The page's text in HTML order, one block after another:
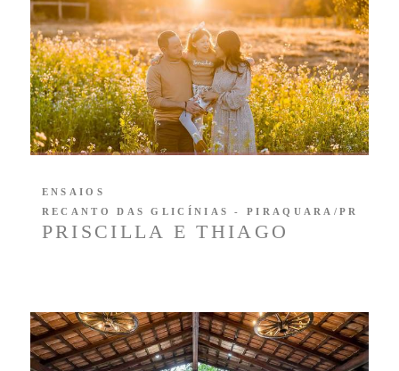
PRISCILLA E THIAGO
ENSAIOS
RECANTO DAS GLICÍNIAS - PIRAQUARA/PR